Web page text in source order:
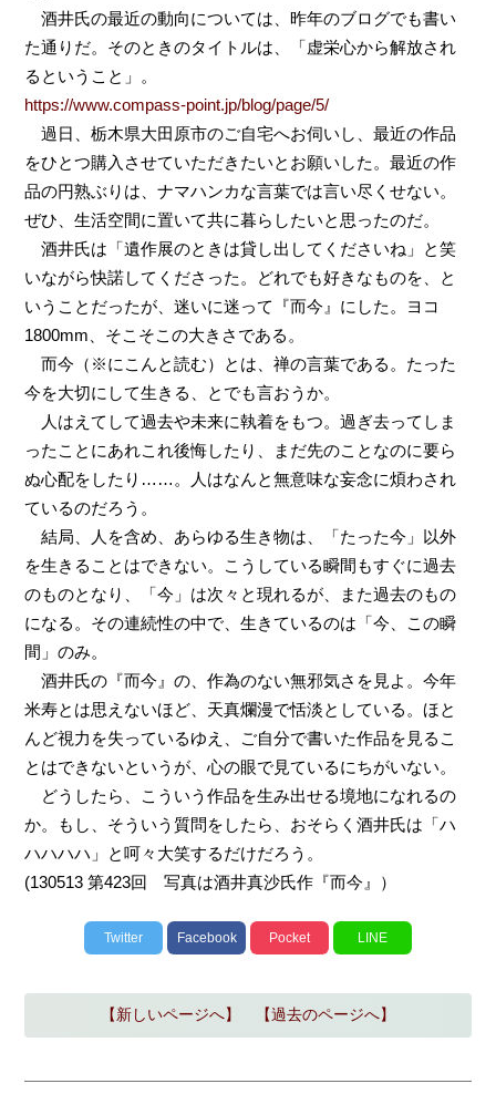
酒井氏の最近の動向については、昨年のブログでも書い
た通りだ。そのときのタイトルは、「虚栄心から解放され
るということ」。
https://www.compass-point.jp/blog/page/5/
過日、栃木県大田原市のご自宅へお伺いし、最近の作品
をひとつ購入させていただきたいとお願いした。最近の作
品の円熟ぶりは、ナマハンカな言葉では言い尽くせない。
ぜひ、生活空間に置いて共に暮らしたいと思ったのだ。
酒井氏は「遺作展のときは貸し出してくださいね」と笑
いながら快諾してくださった。どれでも好きなものを、と
いうことだったが、迷いに迷って『而今』にした。ヨコ
1800mm、そこそこの大きさである。
而今（※にこんと読む）とは、禅の言葉である。たった
今を大切にして生きる、とでも言おうか。
人はえてして過去や未来に執着をもつ。過ぎ去ってしま
ったことにあれこれ後悔したり、まだ先のことなのに要ら
ぬ心配をしたり……。人はなんと無意味な妄念に煩わされ
ているのだろう。
結局、人を含め、あらゆる生き物は、「たった今」以外
を生きることはできない。こうしている瞬間もすぐに過去
のものとなり、「今」は次々と現れるが、また過去のもの
になる。その連続性の中で、生きているのは「今、この瞬
間」のみ。
酒井氏の『而今』の、作為のない無邪気さを見よ。今年
米寿とは思えないほど、天真爛漫で恬淡としている。ほと
んど視力を失っているゆえ、ご自分で書いた作品を見るこ
とはできないというが、心の眼で見ているにちがいない。
どうしたら、こういう作品を生み出せる境地になれるの
か。もし、そういう質問をしたら、おそらく酒井氏は「ハ
ハハハハ」と呵々大笑するだけだろう。
(130513 第423回 写真は酒井真沙氏作『而今』）
Twitter Facebook Pocket LINE
【新しいページへ】 【過去のページへ】